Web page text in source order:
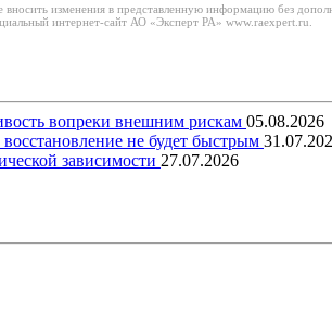
изменения в представленную информацию без
интернет-сайт АО «Эксперт РА» www.raexpert.ru.
вопреки внешним рискам 05.08.2026
не будет быстрым
зависимости 27.07.2026